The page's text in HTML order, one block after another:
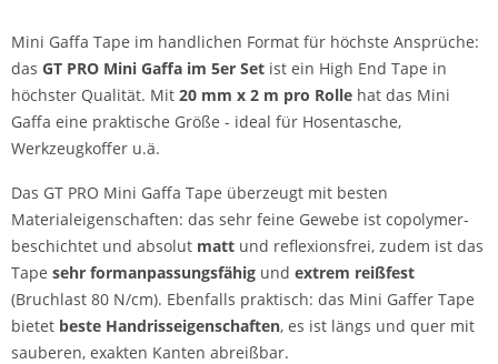
Mini Gaffa Tape im handlichen Format für höchste Ansprüche:
das GT PRO Mini Gaffa im 5er Set ist ein High End Tape in
höchster Qualität. Mit 20 mm x 2 m pro Rolle hat das Mini
Gaffa eine praktische Größe - ideal für Hosentasche,
Werkzeugkoffer u.ä.
Das GT PRO Mini Gaffa Tape überzeugt mit besten
Materialeigenschaften: das sehr feine Gewebe ist copolymer-
beschichtet und absolut matt und reflexionsfrei, zudem ist das
Tape sehr formanpassungsfähig und extrem reißfest
(Bruchlast 80 N/cm). Ebenfalls praktisch: das Mini Gaffer Tape
bietet beste Handrisseigenschaften, es ist längs und quer mit
sauberen, exakten Kanten abreißbar.